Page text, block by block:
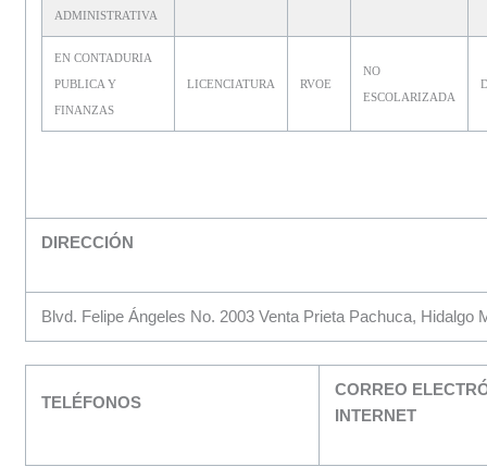
ADMINISTRATIVA
EN CONTADURIA
PUBLICA Y
FINANZAS
LICENCIATURA RVOE
NO
ESCOLARIZADA
DIRECCIÓN
Blvd. Felipe Ángeles No. 2003 Venta Prieta Pachuca, Hidalgo
TELÉFONOS
CORREO
INTERNET